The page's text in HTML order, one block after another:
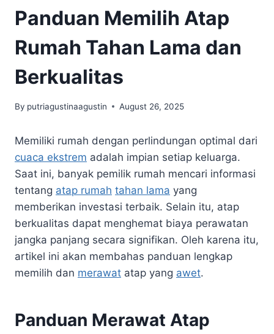
Panduan Memilih Atap
Rumah Tahan Lama dan
Berkualitas
By putriagustinaagustin August 26, 2025
Memiliki rumah dengan perlindungan optimal dari
cuaca ekstrem adalah impian setiap keluarga.
Saat ini, banyak pemilik rumah mencari informasi
tentang atap rumah tahan lama yang
memberikan investasi terbaik. Selain itu, atap
berkualitas dapat menghemat biaya perawatan
jangka panjang secara signifikan. Oleh karena itu,
artikel ini akan membahas panduan lengkap
memilih dan merawat atap yang awet.
Panduan Merawat Atap